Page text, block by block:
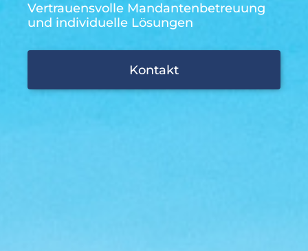
Vertrauensvolle Mandantenbetreuung
und individuelle Lösungen
Kontakt